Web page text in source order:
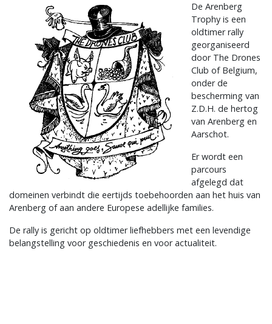
Afbeelding
De Arenberg
Trophy is een
oldtimer rally
georganiseerd
door The Drones
Club of Belgium,
onder de
bescherming van
Z.D.H. de hertog
van Arenberg en
Aarschot.
Er wordt een
parcours
afgelegd dat
domeinen verbindt die eertijds toebehoorden aan het huis van
Arenberg of aan andere Europese adellijke families.
De rally is gericht op oldtimer liefhebbers met een levendige
belangstelling voor geschiedenis en voor actualiteit.